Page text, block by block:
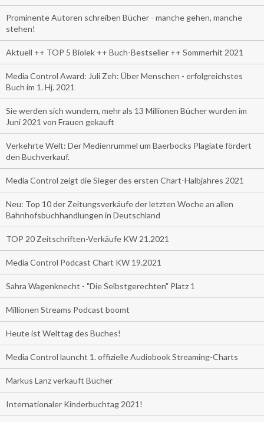
Prominente Autoren schreiben Bücher - manche gehen, manche
stehen!
Aktuell ++ TOP 5 Biolek ++ Buch-Bestseller ++ Sommerhit 2021
Media Control Award: Juli Zeh: Über Menschen - erfolgreichstes
Buch im 1. Hj. 2021
Sie werden sich wundern, mehr als 13 Millionen Bücher wurden im
Juni 2021 von Frauen gekauft
Verkehrte Welt: Der Medienrummel um Baerbocks Plagiate fördert
den Buchverkauf.
Media Control zeigt die Sieger des ersten Chart-Halbjahres 2021
Neu: Top 10 der Zeitungsverkäufe der letzten Woche an allen
Bahnhofsbuchhandlungen in Deutschland
TOP 20 Zeitschriften-Verkäufe KW 21.2021
Media Control Podcast Chart KW 19.2021
Sahra Wagenknecht - "Die Selbstgerechten" Platz 1
Millionen Streams Podcast boomt
Heute ist Welttag des Buches!
Media Control launcht 1. offizielle Audiobook Streaming-Charts
Markus Lanz verkauft Bücher
Internationaler Kinderbuchtag 2021!